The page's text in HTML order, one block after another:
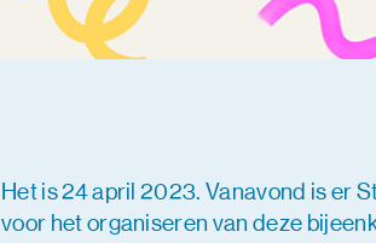
Het is 24 april 2023. Vanavond is er
voor het organiseren van deze